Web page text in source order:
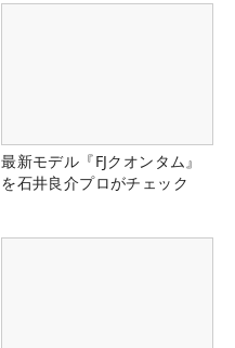
最新モデル『FJクオンタム』
を石井良介プロがチェック